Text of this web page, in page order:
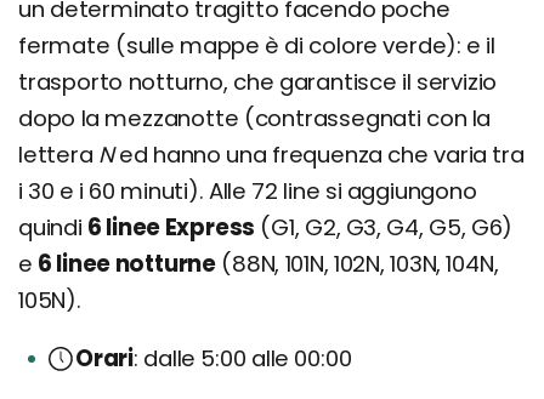
un determinato tragitto facendo poche
fermate (sulle mappe è di colore verde): e il
trasporto notturno, che garantisce il servizio
dopo la mezzanotte (contrassegnati con la
lettera Ned hanno una frequenza che varia tra
i 30 e i 60 minuti). Alle 72 line si aggiungono
quindi 6 linee Express (G1, G2, G3, G4, G5, G6)
e 6 linee notturne(88N, 101N, 102N, 103N, 104N,
105N).
Orari dalle 5:00 alle 00:00